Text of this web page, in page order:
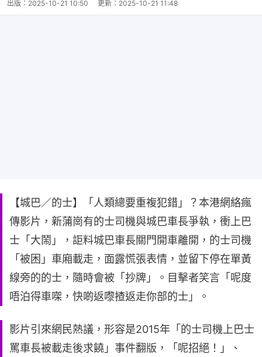
出版： 2025-10-21 10:50 更新： 2025-10-21 11:48
【城巴／的士】「人類總要重複犯錯」？本港網絡瘋
傳影片，新蒲崗有的士司機與城巴車長爭執，衝上巴
士「大鬧」，詎料城巴車長關門開車離開，的士司機
「被困」車廂載走，面露慌張表情，並留下停在單黃
線旁的的士，隨時會被「抄牌」。目擊者笑言「呢度
唔泊得車㗎，快啲返嚟揸返走你部的士」。
影片引來網民熱議，形容是2015年「的士司機上巴士
罵車長被載走後求饒」事件翻版，「呢招絕！」、